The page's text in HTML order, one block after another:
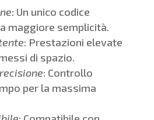
: Un unico codice
maggiore semplicità.
: Prestazioni elevate
di spazio.
: Controllo
per la massima